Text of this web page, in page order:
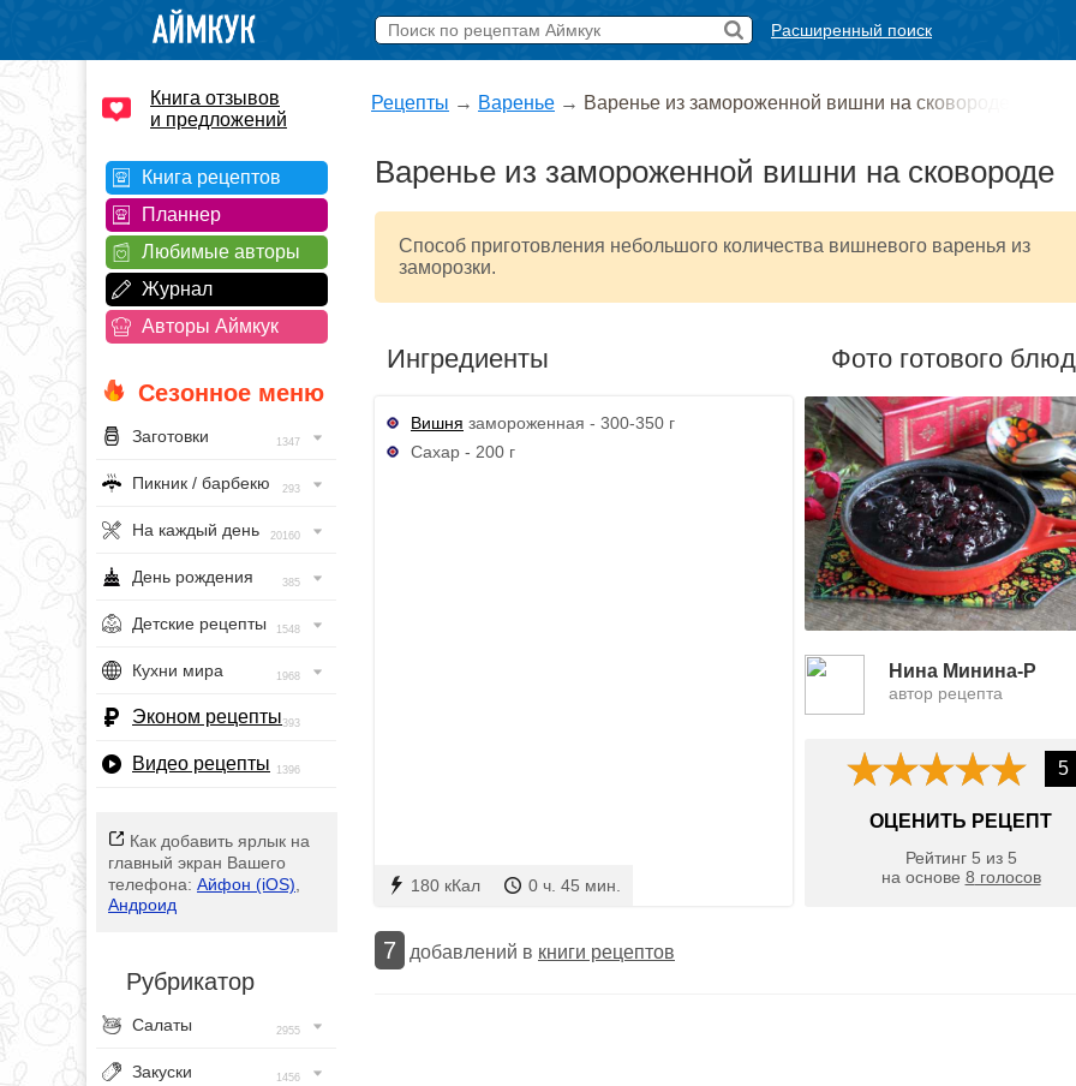
Расширенный поиск
Книга отзывов
и предложений
Книга рецептов
Планнер
Любимые авторы
Журнал
Авторы Аймкук
Сезонное меню
Заготовки 1347
Пикник / барбекю 293
На каждый день 20160
День рождения 385
Детские рецепты 1548
Кухни мира 1968
Эконом рецепты393
Видео рецепты 1396
Как добавить ярлык на
главный экран Вашего
телефона: Айфон (iOS)
Андроид
Рубрикатор
Салаты 2955
Закуски 1456
Рецепты → Варенье → Варенье из замороженной вишни на сковороде
Варенье из замороженной вишни на сковороде
Способ приготовления небольшого количества вишневого варенья из
заморозки.
Ингредиенты
Вишня замороженная - 300-350 г
Сахар - 200 г
180 кКал 0 ч. 45 мин.
Фото готового
Нина Минина-Р
автор рецепта
5
ОЦЕНИТЬ РЕЦЕПТ
Рейтинг 5 из 5
на основе 8 голосов
7 добавлений в книги рецептов